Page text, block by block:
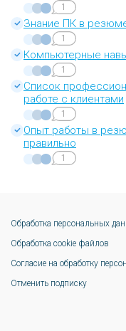
1
Знание ПК в
1
Компьютерные
1
Список
работе с клиентами
1
Опыт работы в
правильно
1
Обработка персональных
Обработка cookie файлов
Согласие на обработку
Отменить подписку